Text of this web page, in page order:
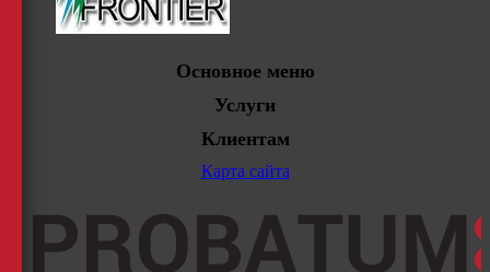
Основное меню
Услуги
Клиентам
Карта сайта